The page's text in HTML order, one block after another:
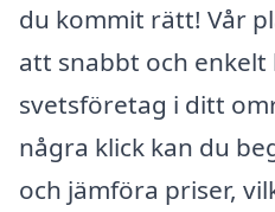
du kommit rätt! Vår
att snabbt och
svetsföretag i ditt
några klick kan du
och jämföra priser,